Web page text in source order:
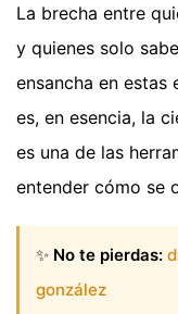
La brecha entre
y quienes solo
ensancha en estas
es, en esencia, la
es una de las
entender cómo se
✨ No te pierdas:
gonzález